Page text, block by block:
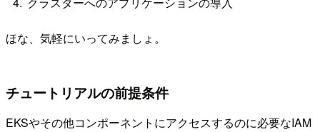
ほな、気軽にいってみましょ。
チュートリアルの前提条件
EKSやその他コンポーネントにアクセスするのに必要なIAM